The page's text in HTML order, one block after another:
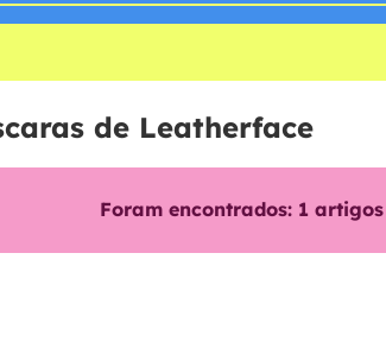
de Leatherface
Foram encontrados: 1 artigos